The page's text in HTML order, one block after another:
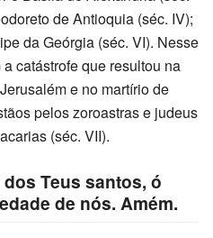
de Antioquia (séc. IV);
da Geórgia (séc. VI). Nesse
catástrofe que resultou na
e no martírio de
pelos zoroastras e judeus
(séc. VII).
Teus santos, ó
de nós. Amém.